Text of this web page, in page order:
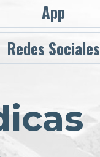
App
Redes Sociales